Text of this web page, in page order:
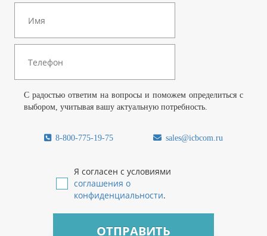
С радостью ответим на вопросы и поможем определиться с
выбором, учитывая вашу актуальную потребность.
8-800-775-19-75 sales@icbcom.ru
Я согласен с условиями
соглашения о
конфиденциальности.
ОТПРАВИТЬ